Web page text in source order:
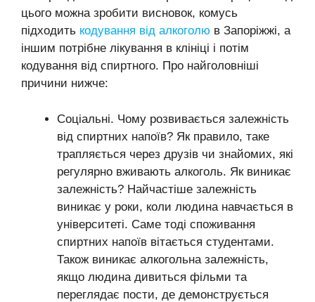
цього можна зробити висновок, комусь
підходить кодування від алкоголю в Запоріжжі, а
іншим потрібне лікування в клініці і потім
кодування від спиртного. Про найголовніші
причини нижче:
Соціальні. Чому розвивається залежність
від спиртних напоїв? Як правило, таке
трапляється через друзів чи знайомих, які
регулярно вживають алкоголь. Як виникає
залежність? Найчастіше залежність
виникає у роки, коли людина навчається в
університеті. Саме тоді споживання
спиртних напоїв вітається студентами.
Також виникає алкогольна залежність,
якщо людина дивиться фільми та
переглядає пости, де демонструється